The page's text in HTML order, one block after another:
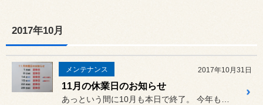
2017年10月
メンテナンス 2017年10月31日
11月の休業日のお知らせ